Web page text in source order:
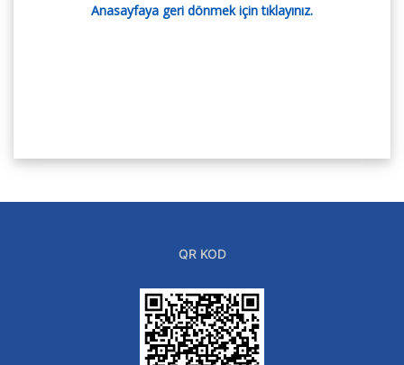
Anasayfaya geri dönmek için tıklayınız.
QR KOD